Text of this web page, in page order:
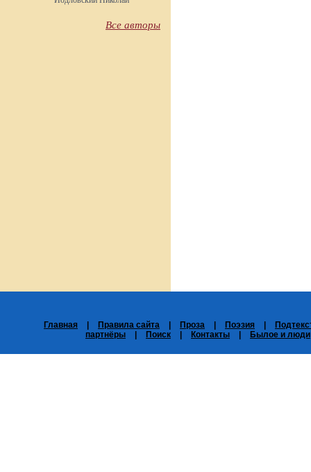
Все авторы
Главная Правила сайта Проза Поэзия
партнёры
Поиск Контакты Былое и люди